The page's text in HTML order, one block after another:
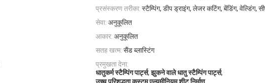
प्रसंस्करण तरीका: स्टैम्पिंग, डीप ड्राइंग, लेजर कटिंग, बेंडिंग, वेल्डिंग,
सेवा: अनुकूलित
आकार: अनुकूलित
सतह खत्म: सैंड ब्लास्टिंग
प्रमुखता देना:
धातुकर्म स्टैम्पिंग पार्ट्स,झुकने वाले धातु स्टैम्पिंग पार्ट्स,